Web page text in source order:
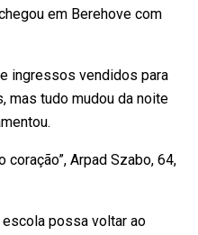
em Berehove com
ingressos vendidos para
mas tudo mudou da noite
Arpad Szabo, 64,
escola possa voltar ao